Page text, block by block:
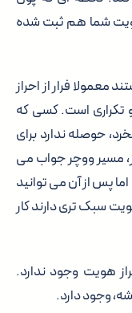
شما هم ثبت شده
معمولا فرار از احراز
تکراری است. کسی که
حوصله ندارد برای
مسیر ووچر جواب می
پس از آن می توانید
سبک تری دارند کار
هویت وجود ندارد.
وجود دارد.